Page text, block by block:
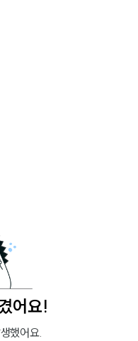
어요!
했어요.